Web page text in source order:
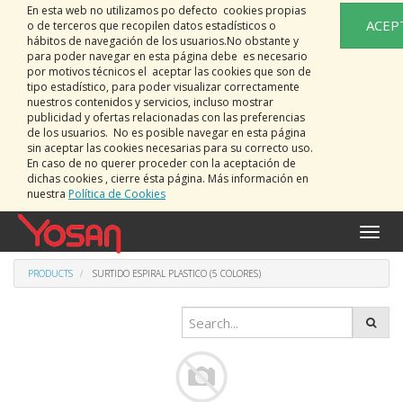
En esta web no utilizamos po defecto cookies propias
o de terceros que recopilen datos estadísticos o
hábitos de navegación de los usuarios.No obstante y
para poder navegar en esta página debe es necesario
por motivos técnicos el aceptar las cookies que son de
tipo estadístico, para poder visualizar correctamente
nuestros contenidos y servicios, incluso mostrar
publicidad y ofertas relacionadas con las preferencias
de los usuarios. No es posible navegar en esta página
sin aceptar las cookies necesarias para su correcto uso.
En caso de no querer proceder con la aceptación de
dichas cookies , cierre ésta página. Más información en
nuestra Política de Cookies
Toggle
PRODUCTS SURTIDO ESPIRAL PLASTICO (5 COLORES)